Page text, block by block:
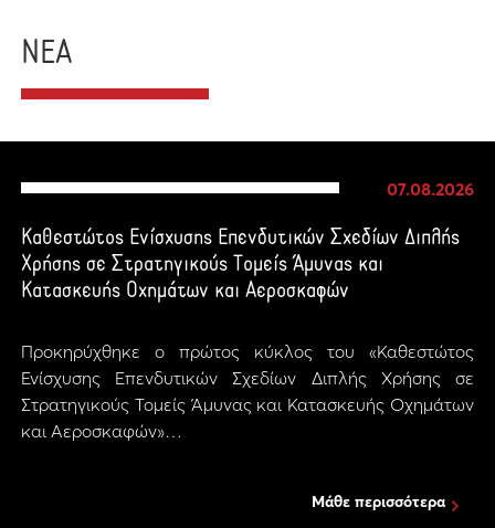
ΝΕΑ
07.08.2026
Καθεστώτος Ενίσχυσης Επενδυτικών Σχεδίων Διπλής
Χρήσης σε Στρατηγικούς Τομείς Άμυνας και
Κατασκευής Οχημάτων και Αεροσκαφών
Προκηρύχθηκε ο πρώτος κύκλος του «Καθεστώτος
Ενίσχυσης Επενδυτικών Σχεδίων Διπλής Χρήσης σε
Στρατηγικούς Τομείς Άμυνας και Κατασκευής Οχημάτων
και Αεροσκαφών»…
Μάθε περισσότερα